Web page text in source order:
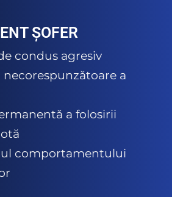
ȘOFER
condus agresiv
a
a folosirii
comportamentului